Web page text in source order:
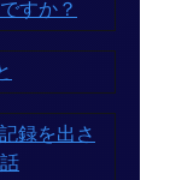
すか？
録を出さ